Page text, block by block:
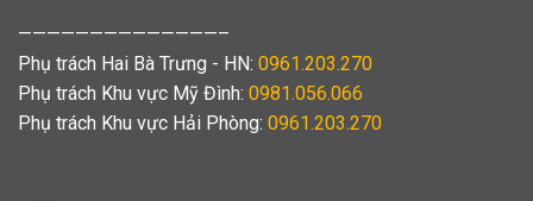
——————————————–
Phụ trách Hai Bà Trưng - HN: 0961.203.270
Phụ trách Khu vực Mỹ Đình: 0981.056.066
Phụ trách Khu vực Hải Phòng: 0961.203.270